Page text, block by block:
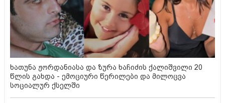
ხათუნა ჟორდანიასა და ზურა ხაჩიძის ქალიშვილი 20
წლის გახდა - ემოციური წერილები და მილოცვა
სოციალურ ქსელში